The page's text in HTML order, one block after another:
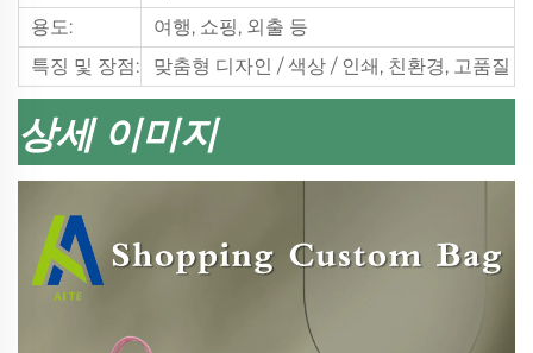
용도:
여행, 쇼핑, 외출 등
특징 및 장점:
맞춤형 디자인 / 색상 / 인쇄, 친환경, 고품질
상세 이미지